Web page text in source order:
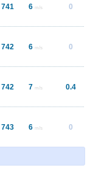
741 6 m/s 0
742 6 m/s 0
742 7 m/s 0.4
743 6 m/s 0